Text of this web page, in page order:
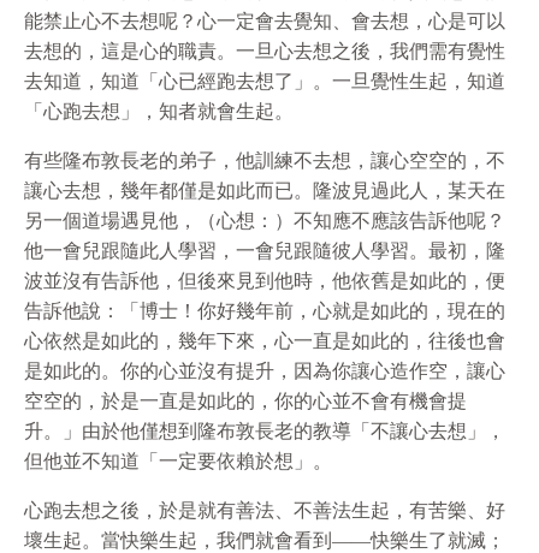
能禁止心不去想呢？心一定會去覺知、會去想，心是可以
去想的，這是心的職責。一旦心去想之後，我們需有覺性
去知道，知道「心已經跑去想了」。一旦覺性生起，知道
「心跑去想」，知者就會生起。
有些隆布敦長老的弟子，他訓練不去想，讓心空空的，不
讓心去想，幾年都僅是如此而已。隆波見過此人，某天在
另一個道場遇見他，（心想：）不知應不應該告訴他呢？
他一會兒跟隨此人學習，一會兒跟隨彼人學習。最初，隆
波並沒有告訴他，但後來見到他時，他依舊是如此的，便
告訴他說：「博士！你好幾年前，心就是如此的，現在的
心依然是如此的，幾年下來，心一直是如此的，往後也會
是如此的。你的心並沒有提升，因為你讓心造作空，讓心
空空的，於是一直是如此的，你的心並不會有機會提
升。」由於他僅想到隆布敦長老的教導「不讓心去想」，
但他並不知道「一定要依賴於想」。
心跑去想之後，於是就有善法、不善法生起，有苦樂、好
壞生起。當快樂生起，我們就會看到——快樂生了就滅；